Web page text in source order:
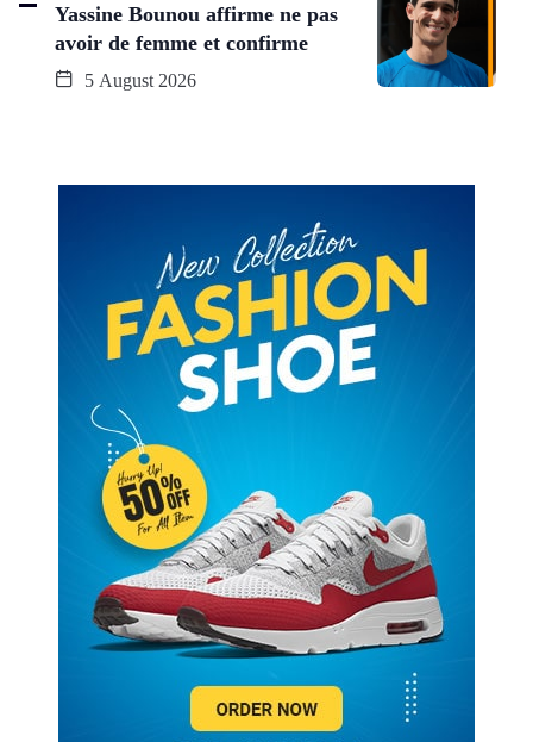
Yassine Bounou affirme ne pas
avoir de femme et confirme
5 August 2026